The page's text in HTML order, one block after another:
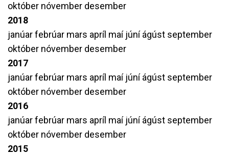
október nóvember desember
2018
janúarfebrúar mars apríl maí júníágúst september
október nóvember desember
2017
janúarfebrúar mars apríl maí júníágúst september
október nóvember desember
2016
janúarfebrúar mars apríl maí júníágúst september
október nóvember desember
2015